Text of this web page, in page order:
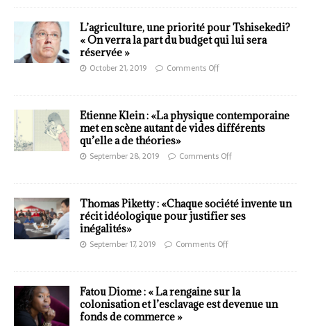
L’agriculture, une priorité pour Tshisekedi?
« On verra la part du budget qui lui sera
réservée »
October 21, 2019 Comments Off
Etienne Klein : «La physique contemporaine
met en scène autant de vides différents
qu’elle a de théories»
September 28, 2019 Comments Off
Thomas Piketty : «Chaque société invente un
récit idéologique pour justifier ses
inégalités»
September 17, 2019 Comments Off
Fatou Diome : « La rengaine sur la
colonisation et l’esclavage est devenue un
fonds de commerce »